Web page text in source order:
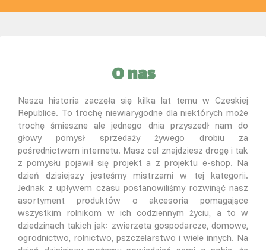
O nas
Nasza historia zaczęła się kilka lat temu w Czeskiej
Republice. To trochę niewiarygodne dla niektórych może
trochę śmieszne ale jednego dnia przyszedł nam do
głowy pomysł sprzedaży żywego drobiu za
pośrednictwem internetu. Masz cel znajdziesz drogę i tak
z pomysłu pojawił się projekt a z projektu e-shop. Na
dzień dzisiejszy jesteśmy mistrzami w tej kategorii.
Jednak z upływem czasu postanowiliśmy rozwinąć nasz
asortyment produktów o akcesoria pomagające
wszystkim rolnikom w ich codziennym życiu, a to w
dziedzinach takich jak: zwierzęta gospodarcze, domowe,
ogrodnictwo, rolnictwo, pszczelarstwo i wiele innych. Na